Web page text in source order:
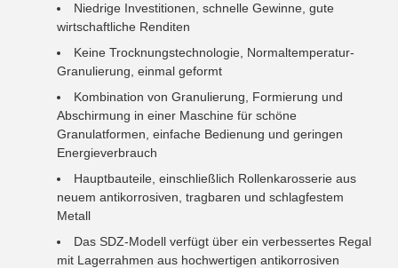
Niedrige Investitionen, schnelle Gewinne, gute
wirtschaftliche Renditen
Keine Trocknungstechnologie, Normaltemperatur-
Granulierung, einmal geformt
Kombination von Granulierung, Formierung und
Abschirmung in einer Maschine für schöne
Granulatformen, einfache Bedienung und geringen
Energieverbrauch
Hauptbauteile, einschließlich Rollenkarosserie aus
neuem antikorrosiven, tragbaren und schlagfestem
Metall
Das SDZ-Modell verfügt über ein verbessertes Regal
mit Lagerrahmen aus hochwertigen antikorrosiven